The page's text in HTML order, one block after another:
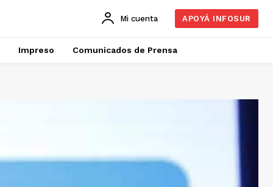
Mi cuenta APOYÁ INFOSUR
Impreso Comunicados de Prensa